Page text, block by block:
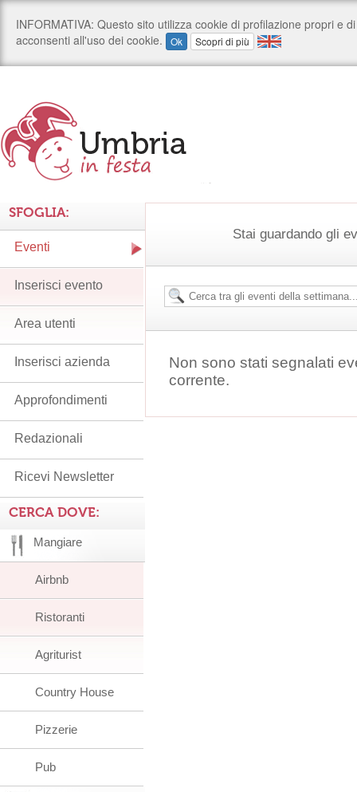
Stai guardando gli
Non sono stati segnalati
corrente.
SFOGLIA:
Eventi
Inserisci evento
Area utenti
Inserisci azienda
Approfondimenti
Redazionali
Ricevi Newsletter
CERCA DOVE:
Mangiare
Airbnb
Ristoranti
Agriturist
Country House
Pizzerie
Pub